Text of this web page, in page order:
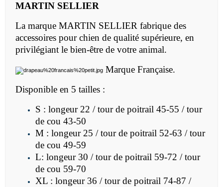
MARTIN SELLIER
La marque MARTIN SELLIER fabrique des
accessoires pour chien de qualité supérieure, en
privilégiant le bien-être de votre animal.
Marque Française.
Disponible en 5 tailles :
S : longeur 22 / tour de poitrail 45-55 / tour
de cou 43-50
M : longeur 25 / tour de poitrail 52-63 / tour
de cou 49-59
L: longeur 30 / tour de poitrail 59-72 / tour
de cou 59-70
XL : longeur 36 / tour de poitrail 74-87 /